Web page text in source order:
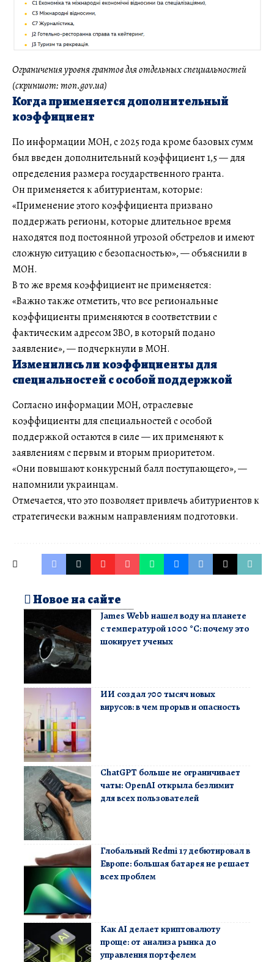
Ограничения уровня грантов для отдельных специальностей
(скриншот: mon.gov.ua)
Когда применяется дополнительный
коэффициент
По информации МОН, с 2025 года кроме базовых сумм
был введен дополнительный коэффициент 1,5 — для
определения размера государственного гранта.
Он применяется к абитуриентам, которые:
«Применение этого коэффициента призвано
поддержать регионы, которые длительное время
находятся под постоянной угрозой обстрелов и имеют
сложную ситуацию с безопасностью», — объяснили в
МОН.
В то же время коэффициент не применяется:
«Важно также отметить, что все региональные
коэффициенты применяются в соответствии с
фактическим адресом ЗВО, в который подано
заявление», — подчеркнули в МОН.
Изменились ли коэффициенты для
специальностей с особой поддержкой
Согласно информации МОН, отраслевые
коэффициенты для специальностей с особой
поддержкой остаются в силе — их применяют к
заявлениям с первым и вторым приоритетом.
«Они повышают конкурсный балл поступающего», —
напомнили украинцам.
Отмечается, что это позволяет привлечь абитуриентов к
стратегически важным направлениям подготовки.
Новое на сайте
James Webb нашел воду на планете
с температурой 1000 °C: почему это
шокирует ученых
ИИ создал 700 тысяч новых
вирусов: в чем прорыв и опасность
ChatGPT больше не ограничивает
чаты: OpenAI открыла безлимит
для всех пользователей
Глобальный Redmi 17 дебютировал в
Европе: большая батарея не решает
всех проблем
Как AI делает криптовалюту
проще: от анализа рынка до
управления портфелем